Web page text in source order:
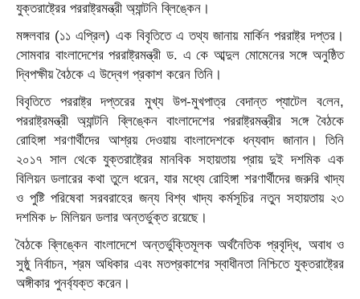
যুক্তরাষ্ট্রের পররাষ্ট্রমন্ত্রী অ্যান্টনি ব্লিঙ্কেন।
মঙ্গলবার (১১ এপ্রিল) এক বিবৃতিতে এ তথ্য জানায় মার্কিন পররাষ্ট্র দপ্তর।
সোমবার বাংলাদেশের পররাষ্ট্রমন্ত্রী ড. এ কে আব্দুল মোমেনের সঙ্গে অনুষ্ঠিত
দ্বিপক্ষীয় বৈঠকে এ উদ্বেগ প্রকাশ করেন তিনি।
বিবৃতিতে পররাষ্ট্র দপ্তরের মুখ্য উপ-মুখপাত্র বেদান্ত প্যাটেল ব‌লেন,
পররাষ্ট্রমন্ত্রী অ্যান্টনি ব্লিঙ্কেন বাংলাদেশের পররাষ্ট্রমন্ত্রীর স‌ঙ্গে বৈঠকে
রো‌হিঙ্গা শরণার্থীদের আশ্রয় দেওয়ায় বাংলাদেশকে ধন্যবাদ জানান। তি‌নি
২০১৭ সাল থে‌কে যুক্তরাষ্ট্রের মানবিক সহায়তায় প্রায় দুই দশমিক এক
বিলিয়ন ডলারের কথা তুলে ধরেন, যার মধ্যে রোহিঙ্গা শরণার্থীদের জরুরি খাদ্য
ও পুষ্টি পরিষেবা সরবরাহের জন্য বিশ্ব খাদ্য কর্মসূচির নতুন সহায়তায় ২৩
দশমিক ৮ মিলিয়ন ডলার অন্তর্ভুক্ত রয়েছে।
বৈঠকে ব্লিঙ্কেন বাংলাদেশে অন্তর্ভুক্তিমূলক অর্থনৈতিক প্রবৃদ্ধি, অবাধ ও
সুষ্ঠু নির্বাচন, শ্রম অধিকার এবং মতপ্রকাশের স্বাধীনতা নিশ্চিতে যুক্তরাষ্ট্রের
অঙ্গীকার পুনর্ব্যক্ত করেন।